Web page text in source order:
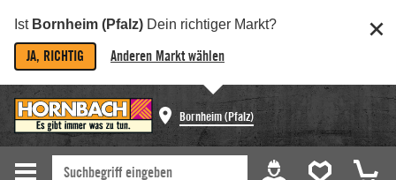
Ist Bornheim (Pfalz) Dein richtiger Markt?
JA, RICHTIG Anderen Markt wählen
Bornheim (Pfalz)